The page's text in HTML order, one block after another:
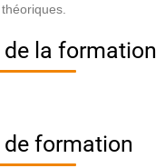
de la formation
de formation